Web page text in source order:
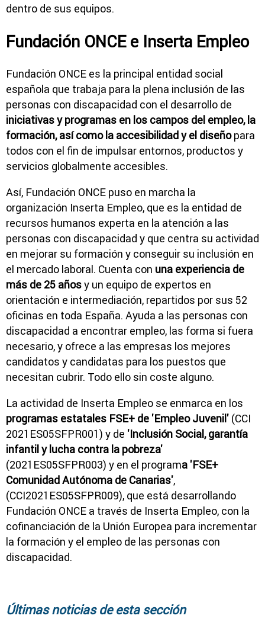
dentro de sus equipos.
Fundación ONCE e Inserta Empleo
Fundación ONCE es la principal entidad social
española que trabaja para la plena inclusión de las
personas con discapacidad con el desarrollo de
iniciativas y programas en los campos del empleo, la
formación, así como la accesibilidad y el diseñopara
todos con el fin de impulsar entornos, productos y
servicios globalmente accesibles.
Así, Fundación ONCE puso en marcha la
organización Inserta Empleo, que es la entidad de
recursos humanos experta en la atención a las
personas con discapacidad y que centra su actividad
en mejorar su formación y conseguir su inclusión en
el mercado laboral. Cuenta con una experiencia de
más de 25 añosy un equipo de expertos en
orientación e intermediación, repartidos por sus 52
oficinas en toda España. Ayuda a las personas con
discapacidad a encontrar empleo, las forma si fuera
necesario, y ofrece a las empresas los mejores
candidatos y candidatas para los puestos que
necesitan cubrir. Todo ello sin coste alguno.
La actividad de Inserta Empleo se enmarca en los
programas estatales FSE+ de 'Empleo Juvenil' (CCI
2021ES05SFPR001) y de 'Inclusión Social, garantía
infantil y lucha contra la pobreza'
(2021ES05SFPR003) y en el programa 'FSE+
Comunidad Autónoma de Canarias',
(CCI2021ES05SFPR009), que está desarrollando
Fundación ONCE a través de Inserta Empleo, con la
cofinanciación de la Unión Europea para incrementar
la formación y el empleo de las personas con
discapacidad.
Últimas noticias de esta sección